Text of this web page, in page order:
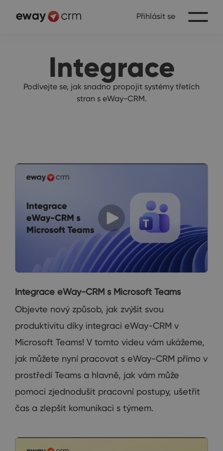
Přihlásit se
Integrace
Podívejte se, jak snadno propojit systémy třetích
stran s eWay-CRM.
Integrace eWay-CRM s Microsoft Teams
Objevte nový způsob, jak zvýšit svou
produktivitu díky integraci eWay-CRM v
Microsoft Teams! V tomto videu vám ukážeme,
jak můžete nyní pracovat s eWay-CRM přímo v
prostředí Teams a hlavně, jak vám může
pomoci zjednodušit pracovní postupy, ušetřit
čas a zlepšit komunikaci s týmem.